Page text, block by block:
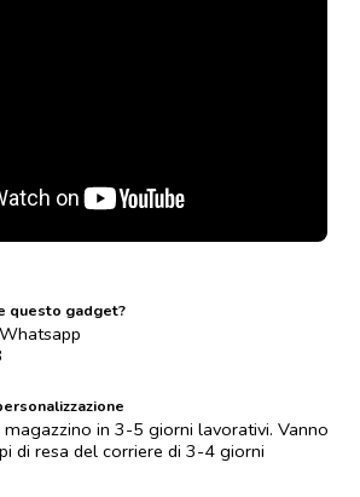
questo gadget?
magazzino in 3-5 giorni lavorativi. Vanno
di resa del corriere di 3-4 giorni